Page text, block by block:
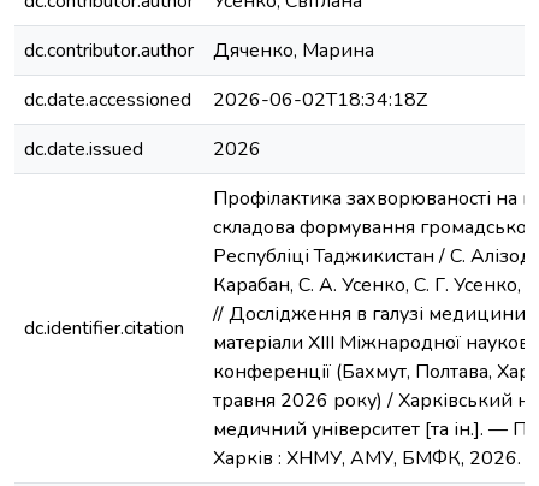
dc.contributor.author
Дяченко, Марина
dc.date.accessioned
2026-06-02T18:34:18Z
dc.date.issued
2026
dc.identifier.citation
Профілактика захворюваності на
складова формування
Республіці Таджикистан / С.
Карабан, С. А. Усенко, С. Г. Усенко,
// Дослідження в галузі медицини
матеріали ХІІІ Міжнародної
конференції (Бахмут, Полтава,
травня 2026 року) / Харківський
медичний університет [та ін.]. —
Харків : ХНМУ, АМУ, БМФК, 2026.